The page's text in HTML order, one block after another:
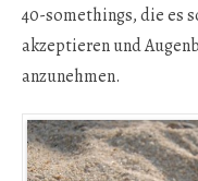
40-somethings, die es
akzeptieren und
anzunehmen.